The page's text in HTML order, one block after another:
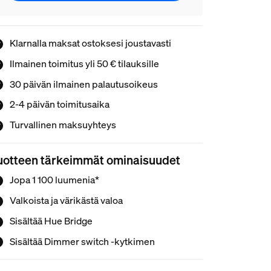
Klarnalla maksat ostoksesi joustavasti
Ilmainen toimitus yli 50 € tilauksille
30 päivän ilmainen palautusoikeus
2-4 päivän toimitusaika
Turvallinen maksuyhteys
tärkeimmät ominaisuudet
Jopa 1 100 luumenia*
Valkoista ja värikästä valoa
Sisältää Hue Bridge
Sisältää Dimmer switch -kytkimen